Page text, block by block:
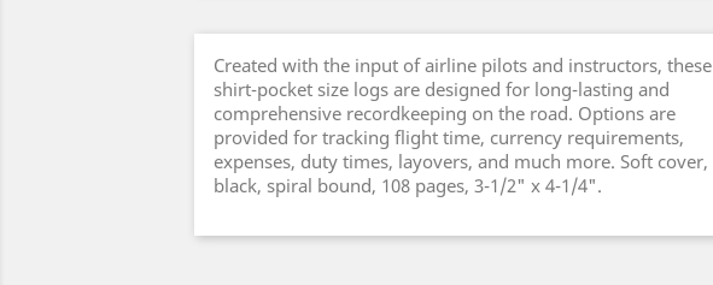
Created with the input of airline pilots and instructors, these
shirt-pocket size logs are designed for long-lasting and
comprehensive recordkeeping on the road. Options are
provided for tracking flight time, currency requirements,
expenses, duty times, layovers, and much more. Soft cover,
black, spiral bound, 108 pages, 3-1/2" x 4-1/4".